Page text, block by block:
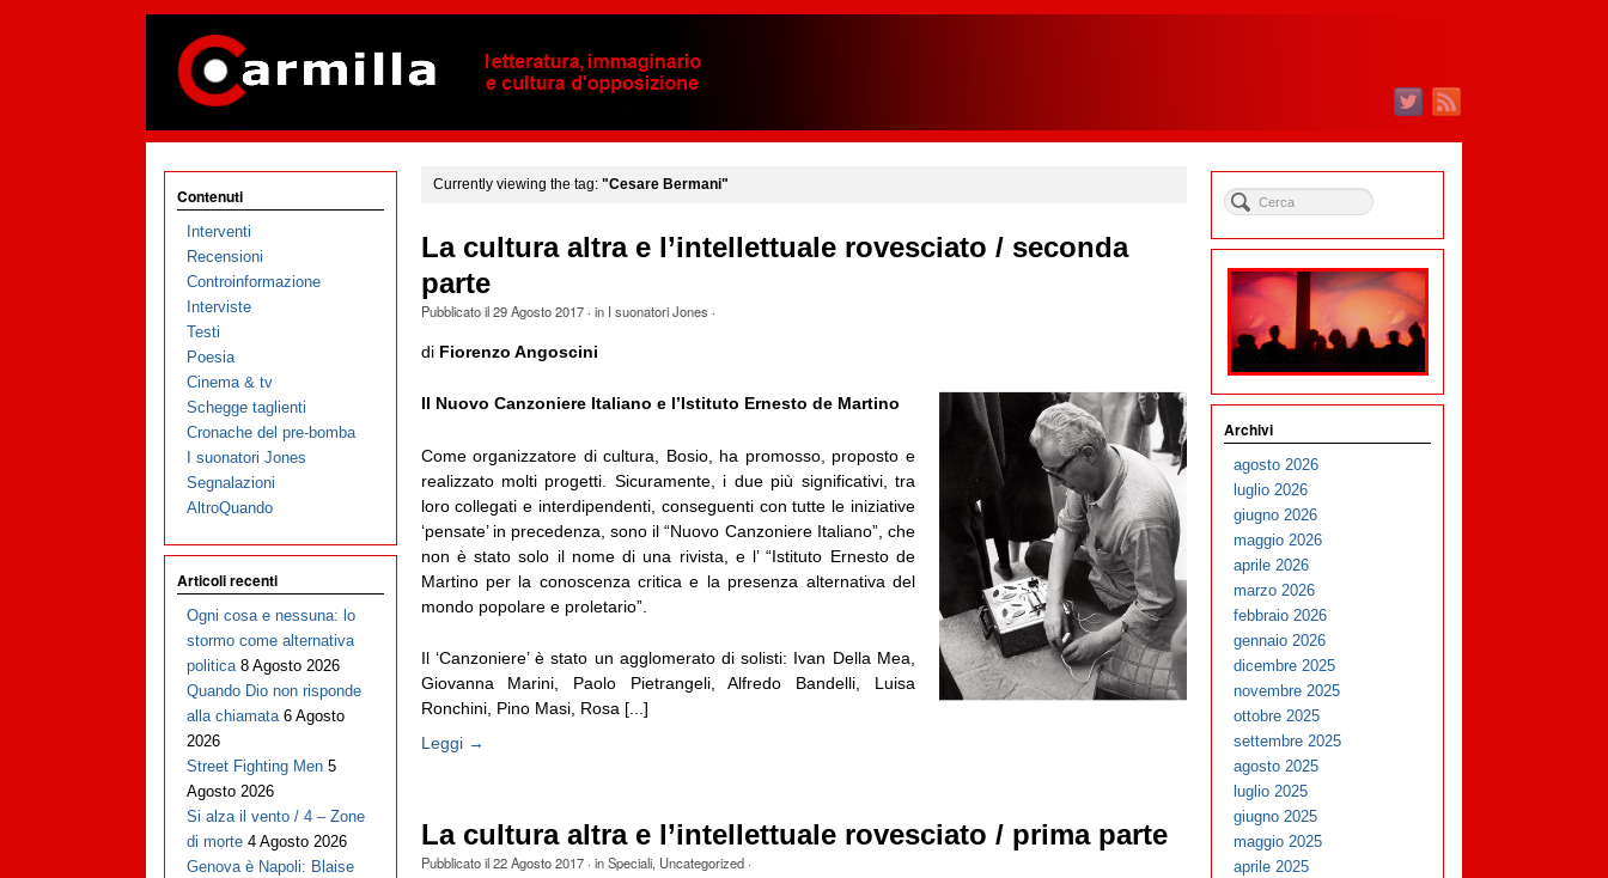
Currently viewing the tag: "Cesare Bermani"
La cultura altra e l’intellettuale rovesciato / seconda
parte
Pubblicato il29 Agosto 2017· in I suonatori Jones ·
diFiorenzo Angoscini
Il Nuovo Canzoniere Italiano e l’Istituto Ernesto de Martino
Come organizzatore di cultura, Bosio, ha promosso, proposto e
realizzato molti progetti. Sicuramente, i due più significativi, tra
loro collegati e interdipendenti, conseguenti con tutte le iniziative
‘pensate’ in precedenza, sono il “Nuovo Canzoniere Italiano”, che
non è stato solo il nome di una rivista, e l’ “Istituto Ernesto de
Martino per la conoscenza critica e la presenza alternativa del
mondo popolare e proletario”.
Il ‘Canzoniere’ è stato un agglomerato di solisti: Ivan Della Mea,
Giovanna Marini, Paolo Pietrangeli, Alfredo Bandelli, Luisa
Ronchini, Pino Masi, Rosa [...]
Leggi →
La cultura altra e l’intellettuale rovesciato / prima parte
Pubblicato il22 Agosto 2017· inSpeciali, Uncategorized·
Contenuti
Interventi
Recensioni
Controinformazione
Interviste
Testi
Poesia
Cinema & tv
Schegge taglienti
Cronache del pre-bomba
I suonatori Jones
Segnalazioni
AltroQuando
Articoli recenti
Ogni cosa e nessuna: lo
stormo come alternativa
politica 8 Agosto 2026
Quando Dio non risponde
alla chiamata 6 Agosto
2026
Street Fighting Men 5
Agosto 2026
Si alza il vento / 4 – Zone
di morte 4 Agosto 2026
Genova è Napoli: Blaise
Archivi
agosto 2026
luglio 2026
giugno 2026
maggio 2026
aprile 2026
marzo 2026
febbraio 2026
gennaio 2026
dicembre 2025
novembre 2025
ottobre 2025
settembre 2025
agosto 2025
luglio 2025
giugno 2025
maggio 2025
aprile 2025